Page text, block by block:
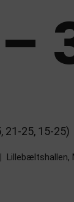
21-25, 15-25)
Lillebæltshallen,